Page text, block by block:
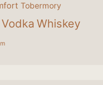
Tobermory
Vodka Whiskey